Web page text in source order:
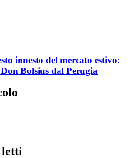
innesto del mercato estivo:
Bolsius dal Perugia